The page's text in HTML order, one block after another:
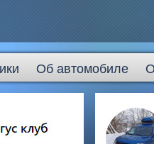
Об автомобиле